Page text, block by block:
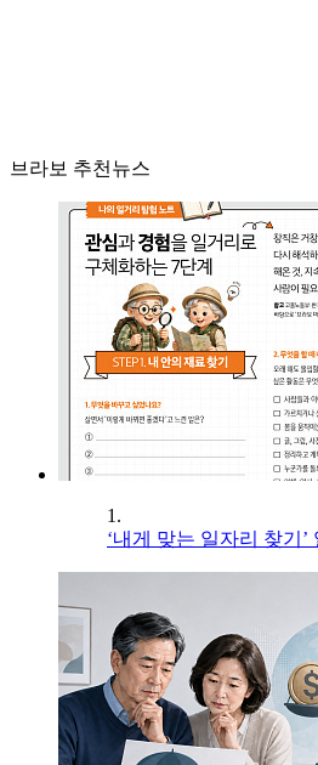
브라보 추천뉴스
1.
‘내게 맞는 일자리 찾기